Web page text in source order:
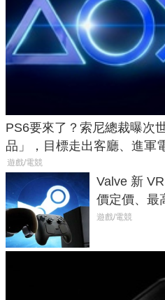
PS6要來了？索尼總裁曝次
品」，目標走出客廳、進軍
遊戲/電競
Valve 新
價定價、最
遊戲/電競